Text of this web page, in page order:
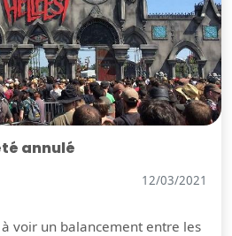
annulé
12/03/2021
voir un balancement entre les